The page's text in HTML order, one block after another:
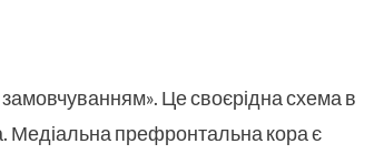
Це своєрідна схема в
Медіальна префронтальна кора є